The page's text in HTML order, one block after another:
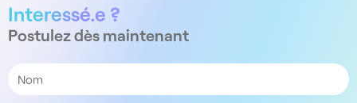
Interessé.e ?
Postulez dès maintenant